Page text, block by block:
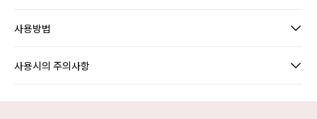
사용방법
사용시의 주의사항